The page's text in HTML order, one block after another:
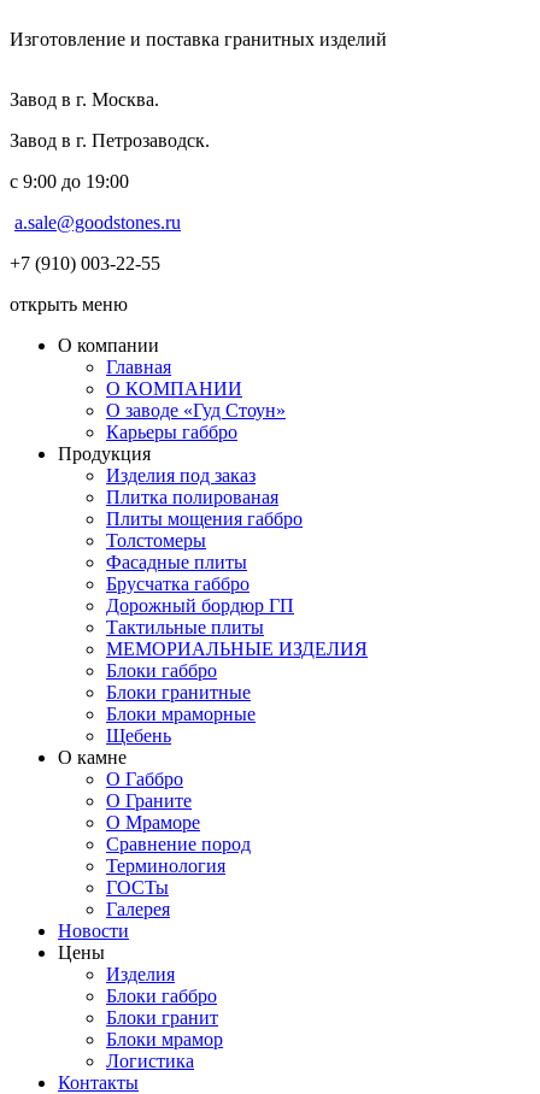
Изготовление и поставка гранитных изделий
Завод в г. Москва.
Завод в г. Петрозаводск.
с 9:00 до 19:00
a.sale@goodstones.ru
+7 (910) 003-22-55
открыть меню
О компании
Главная
О КОМПАНИИ
О заводе «Гуд Стоун»
Карьеры габбро
Продукция
Изделия под заказ
Плитка полированая
Плиты мощения габбро
Толстомеры
Фасадные плиты
Брусчатка габбро
Дорожный бордюр ГП
Тактильные плиты
МЕМОРИАЛЬНЫЕ ИЗДЕЛИЯ
Блоки габбро
Блоки гранитные
Блоки мраморные
Щебень
О камне
О Габбро
О Граните
О Мраморе
Сравнение пород
Терминология
ГОСТы
Галерея
Новости
Цены
Изделия
Блоки габбро
Блоки гранит
Блоки мрамор
Логистика
Контакты